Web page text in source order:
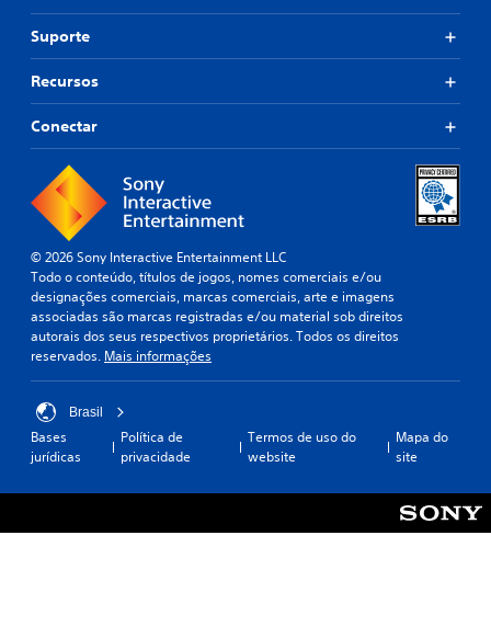
Suporte
Recursos
Conectar
© 2026 Sony Interactive Entertainment LLC
Todo o conteúdo, títulos de jogos, nomes comerciais e/ou
designações comerciais, marcas comerciais, arte e imagens
associadas são marcas registradas e/ou material sob direitos
autorais dos seus respectivos proprietários. Todos os direitos
reservados. Mais informações
Brasil
Bases
jurídicas
Política de
privacidade
Termos de uso do
website
Mapa do
site